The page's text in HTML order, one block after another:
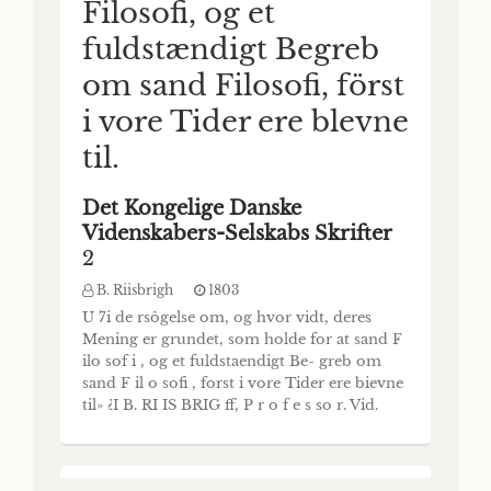
Förste Afhandling
D. Frederik Münter 1801
UNDERSØGELSE B. Oil BE
PERSEPOLITANSKE INSCRIPTIONER V E B
D. FREDERIK MUNTER. Professor i
Theologien ved Kjöbenhavns Universitet.
FÖRSTE AFHANDLING. Indledning, Iblandt
uden Tvivl Ruinerne i Egnen af Schiras, som
af Indbyggerne kaldes Tschil- minar, og som
Europas Lærde eensstemmigen erklære for
at være Levningerne af Persepolis,
Filosofi, og et
fuldstændigt Begreb
om sand Filosofi, först
i vore Tider ere blevne
til.
Det Kongelige Danske
Videnskabers-Selskabs Skrifter
2
B. Riisbrigh 1803
U 7i de rsôgelse om, og hvor vidt, deres
Mening er grundet, som holde for at sand F
ilo sof i , og et fuldstaendigt Be- greb om
sand F il o sofi , forst i vore Tider ere bievne
til» ¿I B. RI IS BRIG ff, P r o f e s so r. Vid.
Begrebet om Filosofi forst i vore Tider